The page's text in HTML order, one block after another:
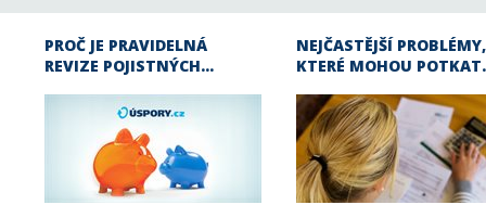
PROČ JE PRAVIDELNÁ
REVIZE POJISTNÝCH…
NEJČASTĚJŠÍ PROBLÉMY,
KTERÉ MOHOU